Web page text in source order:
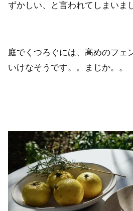
ずかしい、と言われてしまいま
庭でくつろぐには、高めのフェ
いけなそうです。。まじか。。